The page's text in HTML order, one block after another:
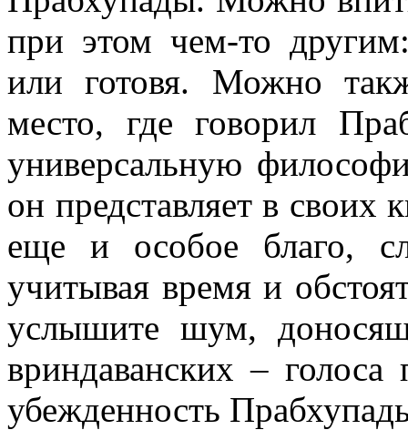
при этом чем-то
или готовя. Можно
место, где говорил
универсальную
он представляет в своих
еще и особое благо,
учитывая время и
услышите шум,
вриндаванских –
убежденность